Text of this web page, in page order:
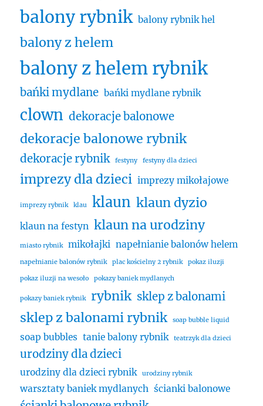
balony rybnik balony rybnik hel
balony z helem
balony z helem rybnik
bańki mydlane bańki mydlane rybnik
clown dekoracje balonowe
dekoracje balonowe rybnik
dekoracje rybnik festyny festyny dla dzieci
imprezy dla dzieci imprezy mikołajowe
imprezy rybnik klau klaun klaun dyzio
klaun na festyn klaun na urodziny
miasto rybnik mikołajki napełnianie balonów helem
napełnianie balonów rybnik plac kościelny 2 rybnik pokaz iluzji
pokaz iluzji na wesoło pokazy baniek mydlanych
pokazy baniek rybnik rybnik sklep z balonami
sklep z balonami rybnik soap bubble liquid
soap bubbles tanie balony rybnik teatrzyk dla dzieci
urodziny dla dzieci
urodziny dla dzieci rybnik urodziny rybnik
warsztaty baniek mydlanych ścianki balonowe